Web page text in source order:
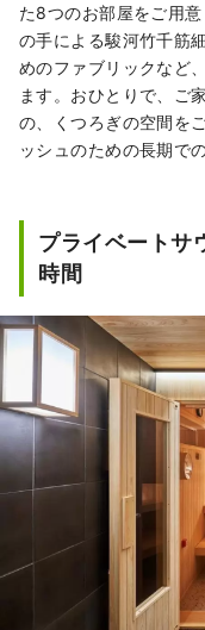
た8つのお部屋をご用
の手による駿河竹千筋
めのファブリックなど
ます。おひとりで、ご
の、くつろぎの空間を
ッシュのための長期で
プライベートサ
時間